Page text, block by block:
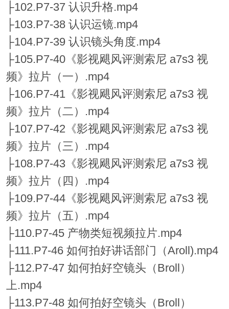
├102.P7-37 认识升格.mp4
├103.P7-38 认识运镜.mp4
├104.P7-39 认识镜头角度.mp4
├105.P7-40《影视飓风评测索尼 a7s3 视
频》拉片（一）.mp4
├106.P7-41《影视飓风评测索尼 a7s3 视
频》拉片（二）.mp4
├107.P7-42《影视飓风评测索尼 a7s3 视
频》拉片（三）.mp4
├108.P7-43《影视飓风评测索尼 a7s3 视
频》拉片（四）.mp4
├109.P7-44《影视飓风评测索尼 a7s3 视
频》拉片（五）.mp4
├110.P7-45 产物类短视频拉片.mp4
├111.P7-46 如何拍好讲话部门（Aroll).mp4
├112.P7-47 如何拍好空镜头（Broll）
上.mp4
├113.P7-48 如何拍好空镜头（Broll）